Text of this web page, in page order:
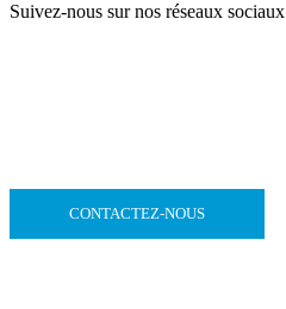
Suivez-nous sur nos réseaux sociaux
CONTACTEZ-NOUS